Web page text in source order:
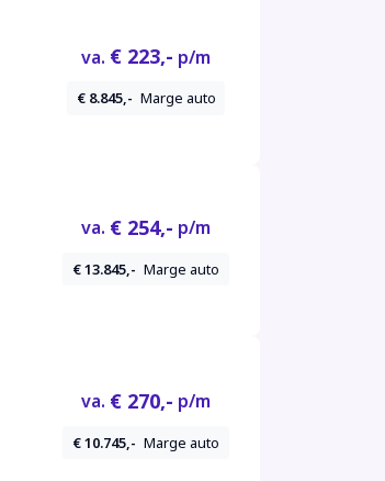
va. € 223,- p/m
€ 8.845,- Marge auto
va. € 254,- p/m
€ 13.845,- Marge auto
va. € 270,- p/m
€ 10.745,- Marge auto